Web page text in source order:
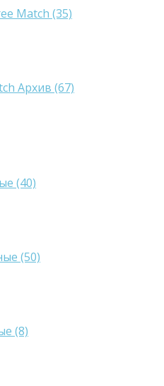
Match (35)
Архив (67)
(40)
(50)
(8)